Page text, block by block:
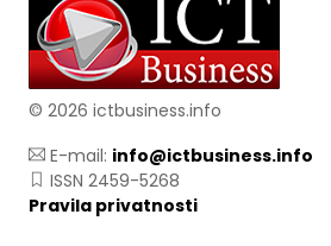
© 2026 ictbusiness.info
E-mail: info@ictbusiness.info
ISSN 2459-5268
Pravila privatnosti